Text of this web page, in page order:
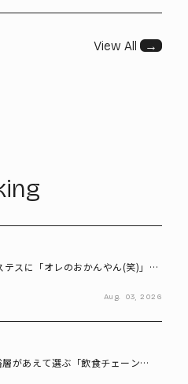
View All →
テスに「オレのおかんやん(笑)」と
Aug. 03, 2026
があえて選ぶ「飲食チェーン